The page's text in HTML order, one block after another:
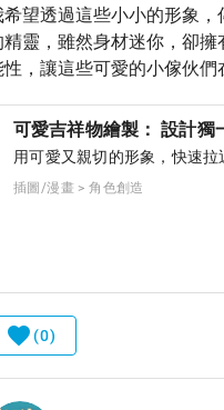
希望透過這些小小的形象
精靈，雖然身材迷你，卻
性，讓這些可愛的小傢伙們
可愛吉祥物繪製： 設計獨
用可愛又親切的形象，快速拉
插圖/漫畫 > 角色創造
(0)